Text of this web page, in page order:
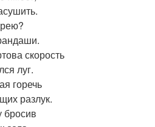
скорость
луг.
горечь
разлук.
бросив